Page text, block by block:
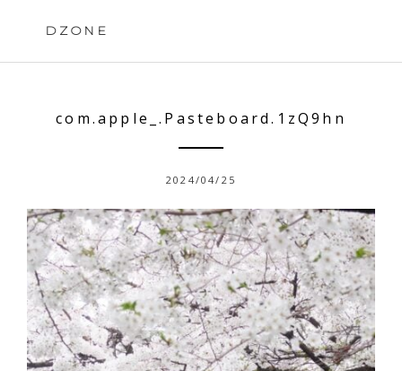
DZONE
com.apple_.Pasteboard.1zQ9hn
2024/04/25